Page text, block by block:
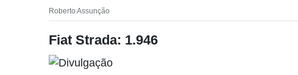
Roberto Assunção
Fiat Strada: 1.946